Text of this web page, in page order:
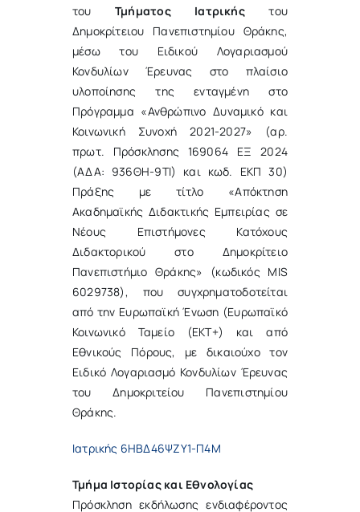
του Τμήματος Ιατρικήςτου
Δημοκρίτειου Πανεπιστημίου Θράκης,
μέσω του Ειδικού Λογαριασμού
Κονδυλίων Έρευνας στο πλαίσιο
υλοποίησης της ενταγμένη στο
Πρόγραμμα «Ανθρώπινο Δυναμικό και
Κοινωνική Συνοχή 2021-2027» (αρ.
πρωτ. Πρόσκλησης 169064 ΕΞ 2024
(ΑΔΑ: 936ΘΗ-9ΤΙ) και κωδ. ΕΚΠ 30)
Πράξης με τίτλο «Απόκτηση
Ακαδημαϊκής Διδακτικής Εμπειρίας σε
Νέους Επιστήμονες Κατόχους
Διδακτορικού στο Δημοκρίτειο
Πανεπιστήμιο Θράκης» (κωδικός MIS
6029738), που συγχρηματοδοτείται
από την Ευρωπαϊκή Ένωση (Ευρωπαϊκό
Κοινωνικό Ταμείο (ΕΚΤ+) και από
Εθνικούς Πόρους, με δικαιούχο τον
Ειδικό Λογαριασμό Κονδυλίων Έρευνας
του Δημοκριτείου Πανεπιστημίου
Θράκης.
Ιατρικής 6ΗΒΔ46ΨΖΥ1-Π4Μ
Τμήμα Ιστορίας και Εθνολογίας
Πρόσκληση εκδήλωσης ενδιαφέροντος